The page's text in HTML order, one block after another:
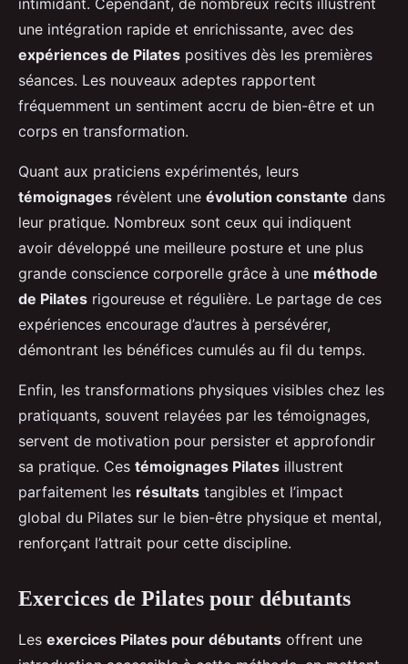
intimidant. Cependant, de nombreux récits illustrent
une intégration rapide et enrichissante, avec des
expériences de Pilates positives dès les premières
séances. Les nouveaux adeptes rapportent
fréquemment un sentiment accru de bien-être et un
corps en transformation.
Quant aux praticiens expérimentés, leurs
témoignages révèlent une évolution constante dans
leur pratique. Nombreux sont ceux qui indiquent
avoir développé une meilleure posture et une plus
grande conscience corporelle grâce à une méthode
de Pilates rigoureuse et régulière. Le partage de ces
expériences encourage d’autres à persévérer,
démontrant les bénéfices cumulés au fil du temps.
Enfin, les transformations physiques visibles chez les
pratiquants, souvent relayées par les témoignages,
servent de motivation pour persister et approfondir
sa pratique. Ces témoignages Pilates illustrent
parfaitement les résultats tangibles et l’impact
global du Pilates sur le bien-être physique et mental,
renforçant l’attrait pour cette discipline.
Exercices de Pilates pour débutants
Les exercices Pilates pour débutants offrent une